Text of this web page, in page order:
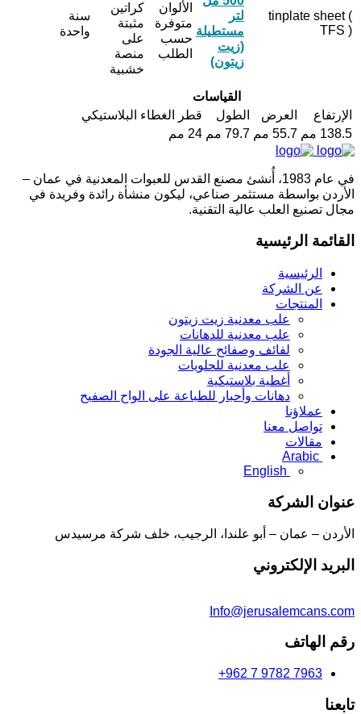
tinplate sheet (
TFS )
لتر
مستطيلة
(زيت
زيتون)
الألوان
متوفرة
حسب
الطلب
كراتين
مثبتة
على
منصة
خشبية
سنة
واحدة
القياسات
الإرتفاع
العرض الطول
قطر الغطاء البلاستيكي
138.5 مم
55.7 مم 79.7 مم 24 مم
في عام 1983، أُنشئ مصنع القدس للعبوات المعدنية في عمان –
الأردن بواسطة مستثمر صناعي، ليكون منشأة رائدة وفريدة في
مجال تصنيع العلب عالية التقنية.
القائمة الرئيسية
الرئيسية
عن الشركة
المنتجات
علب معدنية زيت زيتون
علب معدنية للدهانات
لفائف وصفائح عالية الجودة
علب معدنية للحلويات
أغطية بلاستيكية
دهانات وأحبار للطباعة على الواح الصفيح
عملاؤنا
تواصل معنا
مقالات
Arabic
English
عنوان الشركة
الأردن – عمان – أبو علندا، الرجيب، خلف شركة مرسيدس
البريد الإلكتروني
Info@jerusalemcans.com
رقم الهاتف
+962 7 9782 7963
تابعنا